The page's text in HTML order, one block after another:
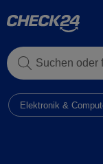
Suchen oder
Elektronik &